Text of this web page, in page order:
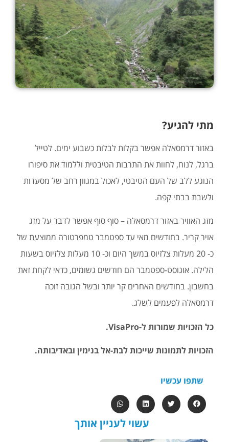
מתי להגיע?
באזור דרמסאלה אפשר בקלות לבלות כשבוע ימים. לטייל
ברגל, לנוח, לחוות את התרבות הטיבטית וללמוד את סיפורו
הנוגע ללב של העם הטיבטי, לאכול במגוון רחב של מסעדות
ולשבת בבתי קפה.
מזג האוויר באזור דרמסאלה – סוף סוף אפשר לדבר על מזג
אויר קריר. בחודשים מאי עד ספטמבר טמפרטורה ממוצעת של
כ- 20 מעלות צלזיוס במשך היום וכ- 10 מעלות צלזיוס בשעות
הלילה. אוגוסט-ספטמבר הם חודשים גשומים, כדאי לקחת זאת
בחשבון. בחודשים האחרים קר יותר ובשל הגובה זוכה
דרמסאלה לפעמים לשלג.
כל הזכויות שמורות ל-VisaPro.
הזכויות לתמונות שייכות לבת-אל בנימין ובאדיבותה.
שתפו עכשיו
עשוי לעניין אותך